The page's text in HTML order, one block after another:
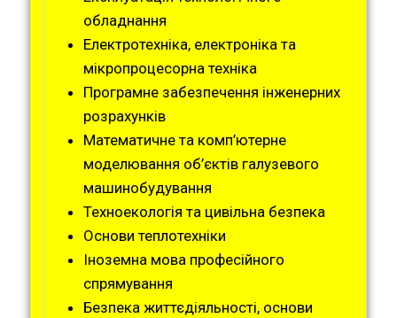
обладнання
Електротехніка, електроніка та
мікропроцесорна техніка
Програмне забезпечення інженерних
розрахунків
Математичне та комп’ютерне
моделювання об’єктів галузевого
машинобудування
Техноекологія та цивільна безпека
Основи теплотехніки
Іноземна мова професійного
спрямування
Безпека життєдіяльності, основи